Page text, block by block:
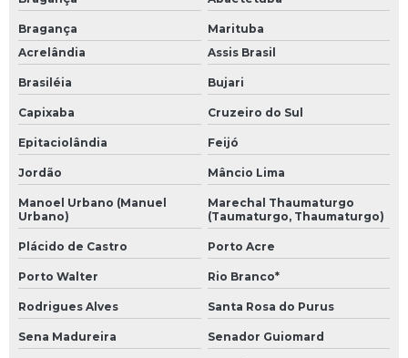
Bragança
Marituba
Acrelândia
Assis Brasil
Brasiléia Bujari
Capixaba Cruzeiro do Sul
Epitaciolândia Feijó
Jordão Mâncio Lima
Manoel Urbano (Manuel
Urbano)
Marechal Thaumaturgo
(Taumaturgo, Thaumaturgo)
Plácido de Castro Porto Acre
Porto Walter Rio Branco*
Rodrigues Alves Santa Rosa do Purus
Sena Madureira Senador Guiomard